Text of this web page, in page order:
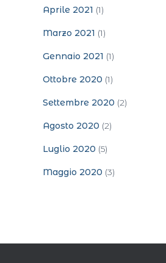
Aprile 2021 (1)
Marzo 2021 (1)
Gennaio 2021 (1)
Ottobre 2020 (1)
Settembre 2020 (2)
Agosto 2020 (2)
Luglio 2020 (5)
Maggio 2020 (3)